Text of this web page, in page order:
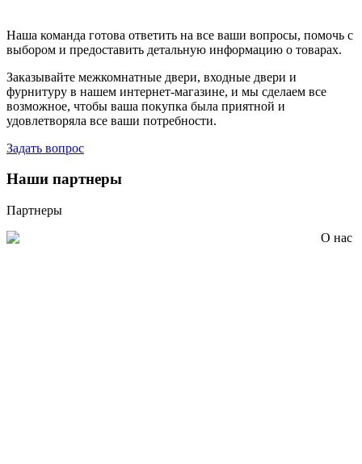
Наша команда готова ответить на все ваши вопросы, помочь с
выбором и предоставить детальную информацию о товарах.
Заказывайте межкомнатные двери, входные двери и
фурнитуру в нашем интернет-магазине, и мы сделаем все
возможное, чтобы ваша покупка была приятной и
удовлетворяла все ваши потребности.
Задать вопрос
Наши партнеры
Партнеры